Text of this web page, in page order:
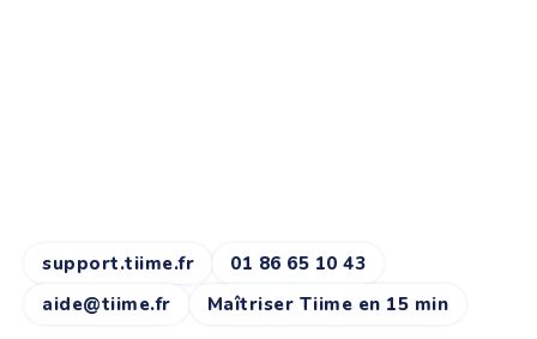
support.tiime.fr
01 86 65 10 43
aide@tiime.fr
Maîtriser Tiime en 15 min